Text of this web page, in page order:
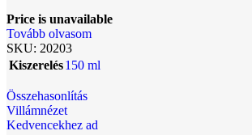
Price is unavailable
Tovább olvasom
SKU: 20203
Kiszerelés150 ml
Összehasonlítás
Villámnézet
Kedvencekhez ad